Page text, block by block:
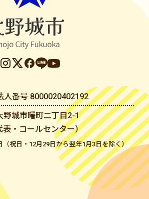
人番号 8000020402192
城市曙町二丁目2-1
・コールセンター）
祝日・12月29日から翌年1月3日を除く）